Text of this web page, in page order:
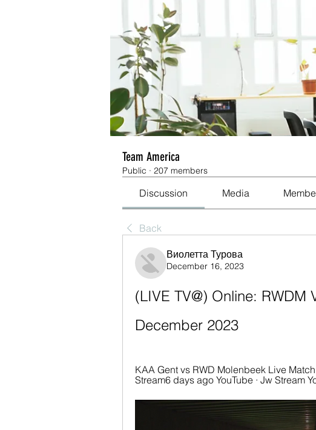
Team America
Public · 207 members
Discussion Media
Back
Виолетта Турова
December 16, 2023
(LIVE TV@) Online: RWDM
December 2023
KAA Gent vs RWD Molenbeek Live Match
Stream6 days ago YouTube · Jw Stream